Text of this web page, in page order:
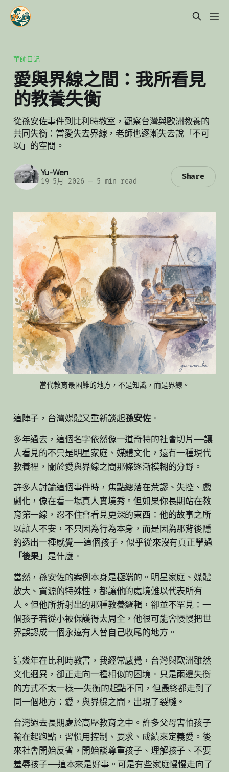
華師日記
愛與界線之間：我所看見
的教養失衡
從孫安佐事件到比利時教室，觀察台灣與歐洲教養的
共同失衡：當愛失去界線，老師也逐漸失去說「不可
以」的空間。
Yu-Wen
19 5月 2026 —5 min read
Share
當代教育最困難的地方，不是知識，而是界線。
這陣子，台灣媒體又重新談起孫安佐 。
多年過去，這個名字依然像一道奇特的社會切片——讓
人看見的不只是明星家庭、媒體文化，還有一種現代
教養裡，關於愛與界線之間那條逐漸模糊的分野。
許多人討論這個事件時，焦點總落在荒謬、失控、戲
劇化，像在看一場真人實境秀。但如果你長期站在教
育第一線，忍不住會看見更深的東西：他的故事之所
以讓人不安，不只因為行為本身，而是因為那背後隱
約透出一種感覺——這個孩子，似乎從來沒有真正學過
「後果」是什麼。
當然，孫安佐的案例本身是極端的。明星家庭、媒體
放大、資源的特殊性，都讓他的處境難以代表所有
人。但他所折射出的那種教養邏輯，卻並不罕見：一
個孩子若從小被保護得太周全，他很可能會慢慢把世
界誤認成一個永遠有人替自己收尾的地方。
這幾年在比利時教書，我經常感覺，台灣與歐洲雖然
文化迥異，卻正走向一種相似的困境。只是兩邊失衡
的方式不太一樣——失衡的起點不同，但最終都走到了
同一個地方：愛，與界線之間，出現了裂縫。
台灣過去長期處於高壓教育之中。許多父母害怕孩子
輸在起跑點，習慣用控制、要求、成績來定義愛。後
來社會開始反省，開始談尊重孩子、理解孩子、不要
羞辱孩子——這本來是好事。可是有些家庭慢慢走向了